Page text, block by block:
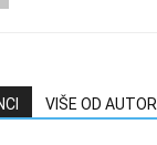
VIŠE OD